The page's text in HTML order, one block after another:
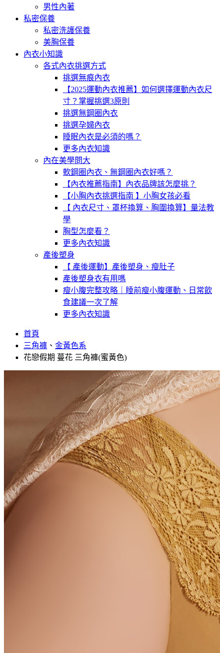
男性內著
私密保養
私密洗護保養
美胸保養
內衣小知識
各式內衣挑選方式
挑選無痕內衣
【2025運動內衣推薦】如何選擇運動內衣尺
寸？掌握挑選3原則
挑選無鋼圈內衣
挑選孕婦內衣
睡眠內衣是必須的嗎？
更多內衣知識
內在美學問大
軟鋼圈內衣、無鋼圈內衣好嗎？
【內衣推薦指南】內衣品牌該怎麼挑？
【小胸內衣挑選指南 】小胸女孩必看
【 內衣尺寸、罩杯換算、胸圍換算】量法教
學
胸型怎麼看？
更多內衣知識
產後塑身
【 產後運動】產後塑身、瘦肚子
產後塑身衣有用嗎
瘦小腹完整攻略｜睡前瘦小腹運動、日常飲
食建議一次了解
更多內衣知識
首頁
三角褲 、 金黃色系
花戀假期 蔓花 三角褲(蜜黃色)